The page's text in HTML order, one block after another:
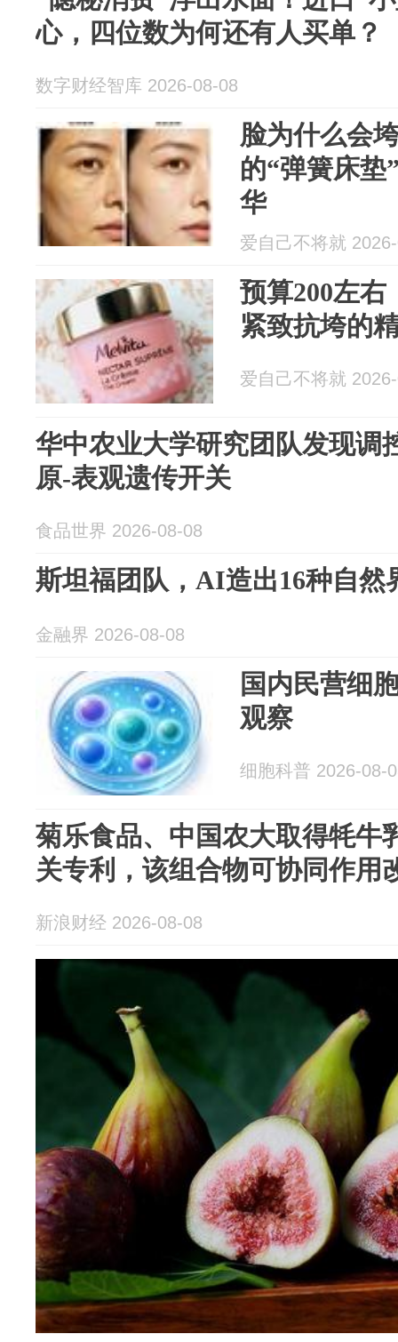
心，四位数为何还有人买单？
数字财经智库 2026-08-08
脸为什么会
的“弹簧床垫
华
爱自己不将就
预算200左右
紧致抗垮的
爱自己不将就
华中农业大学研究团队发现调
原-表观遗传开关
食品世界 2026-08-08
斯坦福团队，AI造出16种自然
金融界 2026-08-08
国内民营细
观察
细胞科普 2026-08-
菊乐食品、中国农大取得牦牛
关专利，该组合物可协同作用
新浪财经 2026-08-08